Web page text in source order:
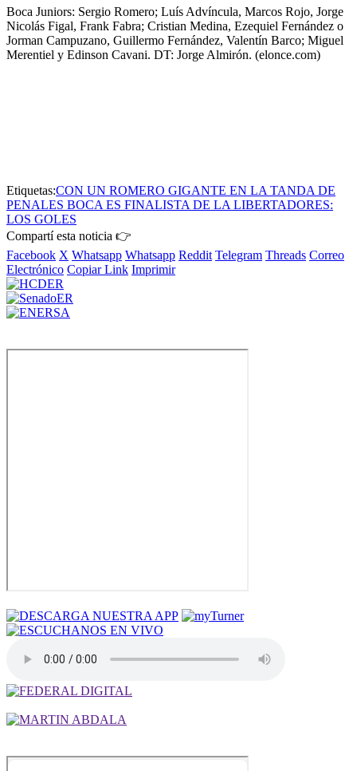
Boca Juniors: Sergio Romero; Luís Advíncula, Marcos Rojo, Jorge
Nicolás Figal, Frank Fabra; Cristian Medina, Ezequiel Fernández o
Jorman Campuzano, Guillermo Fernández, Valentín Barco; Miguel
Merentiel y Edinson Cavani. DT: Jorge Almirón. (elonce.com)
Etiquetas:CON UN ROMERO GIGANTE EN LA TANDA DE
PENALES BOCA ES FINALISTA DE LA LIBERTADORES:
LOS GOLES
Compartí esta noticia 👉
Facebook X Whatsapp Whatsapp Reddit Telegram Threads Correo
Electrónico Copiar Link Imprimir